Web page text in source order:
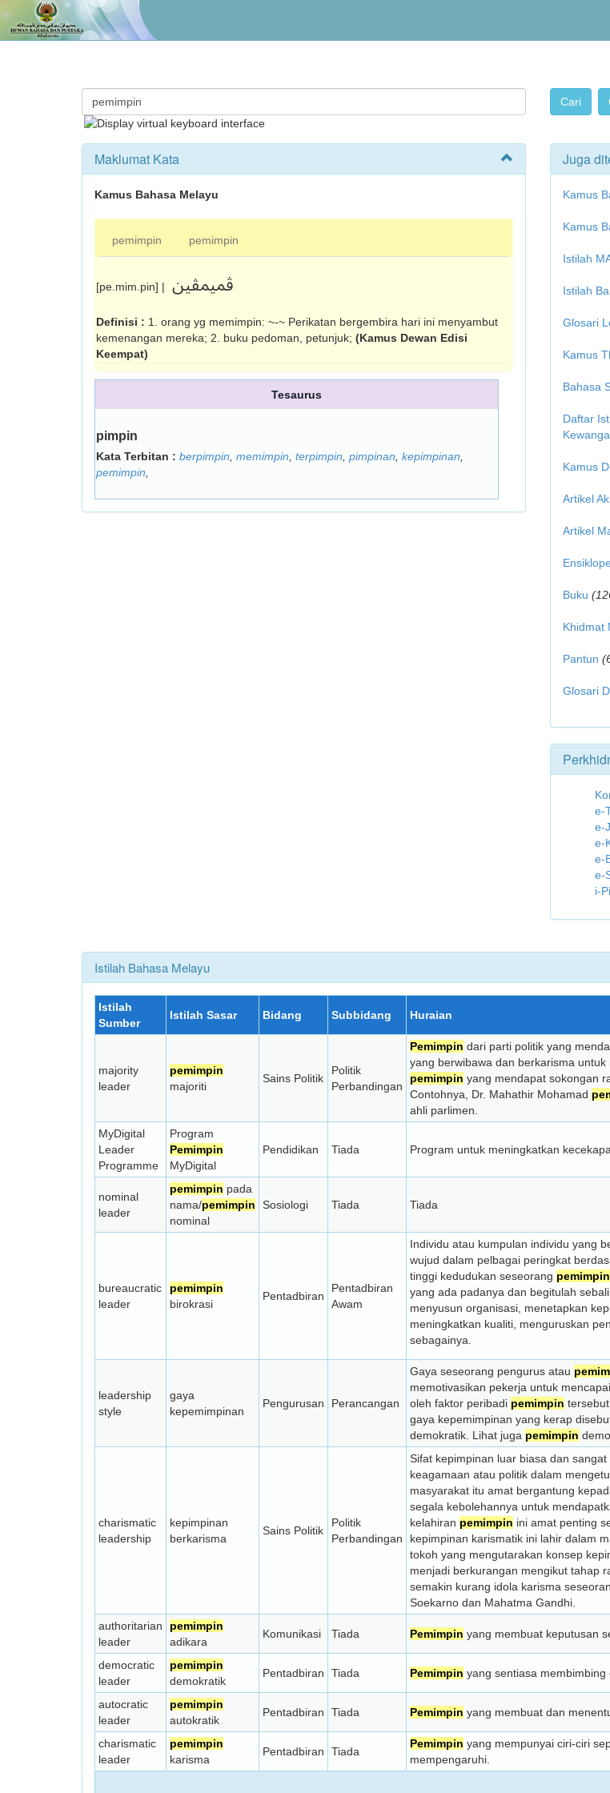
Maklumat Kata
Kamus Bahasa Melayu
pemimpin pemimpin
[pe.mim.pin] | ڤميمڤين
Definisi : 1. orang yg memimpin: ~-~ Perikatan bergembira hari ini menyambut
kemenangan mereka; 2. buku pedoman, petunjuk; (Kamus Dewan Edisi
Keempat)
Tesaurus
pimpin
Kata Terbitan : berpimpin memimpin terpimpin pimpinan kepimpinan
pemimpin
Juga
Kamus
Kamus
Istilah
Istilah
Glosari
Kamus
Bahasa
Daftar
Kamus
Artikel
Artikel
Buku
Khidmat
Pantun
Glosari
e-
e-
e-
e-
e-
i-
Istilah Bahasa Melayu
Istilah
Sumber
Istilah Sasar Bidang Subbidang Huraian
majority
leader
pemimpin
majoriti
Sains Politik
Politik
Perbandingan
Pemimpin dari parti politik yang
yang berwibawa dan berkarisma untuk
pemimpin yang mendapat sokongan
Contohnya, Dr. Mahathir Mohamad
ahli parlimen.
MyDigital
Leader
Programme
Program
Pemimpin
MyDigital
Pendidikan Tiada Program untuk meningkatkan
nominal
leader
pemimpin pada
nama/pemimpin
nominal
Sosiologi Tiada Tiada
bureaucratic
leader
pemimpin
birokrasi
Pentadbiran
Pentadbiran
Awam
Individu atau kumpulan individu yang
wujud dalam pelbagai peringkat
tinggi kedudukan seseorang pemimpin
yang ada padanya dan begitulah
menyusun organisasi, menetapkan
meningkatkan kualiti, menguruskan
sebagainya.
leadership
style
gaya
kepemimpinan
Pengurusan Perancangan
Gaya seseorang pengurus atau
memotivasikan pekerja untuk
oleh faktor peribadi pemimpin
gaya kepemimpinan yang kerap
demokratik. Lihat juga pemimpin
charismatic
leadership
kepimpinan
berkarisma
Sains Politik
Politik
Perbandingan
Sifat kepimpinan luar biasa dan
keagamaan atau politik dalam
masyarakat itu amat bergantung
segala kebolehannya untuk
kelahiran pemimpin ini amat penting
kepimpinan karismatik ini lahir dalam
tokoh yang mengutarakan konsep
menjadi berkurangan mengikut tahap
semakin kurang idola karisma
Soekarno dan Mahatma Gandhi.
authoritarian
leader
pemimpin
adikara
Komunikasi Tiada Pemimpin yang membuat keputusan
democratic
leader
pemimpin
demokratik
Pentadbiran Tiada Pemimpin yang sentiasa
autocratic
leader
pemimpin
autokratik
Pentadbiran Tiada Pemimpin yang membuat dan
charismatic
leader
pemimpin
karisma
Pentadbiran Tiada
Pemimpin yang mempunyai ciri-ciri
mempengaruhi.